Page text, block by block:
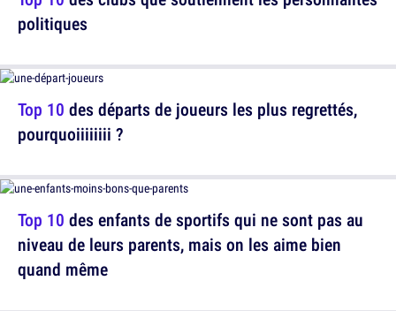
Top 10 des départs de joueurs les plus regrettés,
pourquoiiiiiiii ?
politiques
Top 10 des enfants de sportifs qui ne sont pas au
niveau de leurs parents, mais on les aime bien
quand même